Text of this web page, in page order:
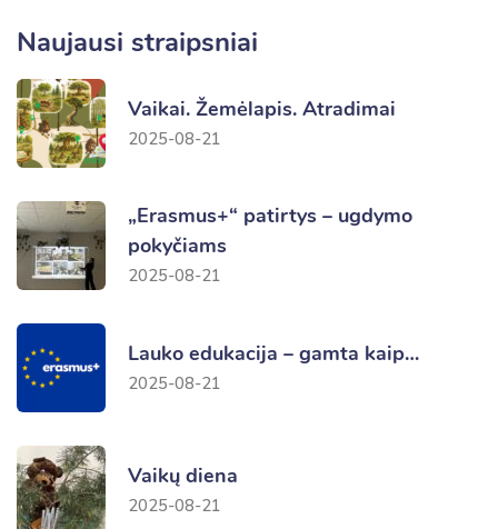
Naujausi straipsniai
Vaikai. Žemėlapis. Atradimai
2025-08-21
„Erasmus+“ patirtys – ugdymo
pokyčiams
2025-08-21
Lauko edukacija – gamta kaip…
2025-08-21
Vaikų diena
2025-08-21